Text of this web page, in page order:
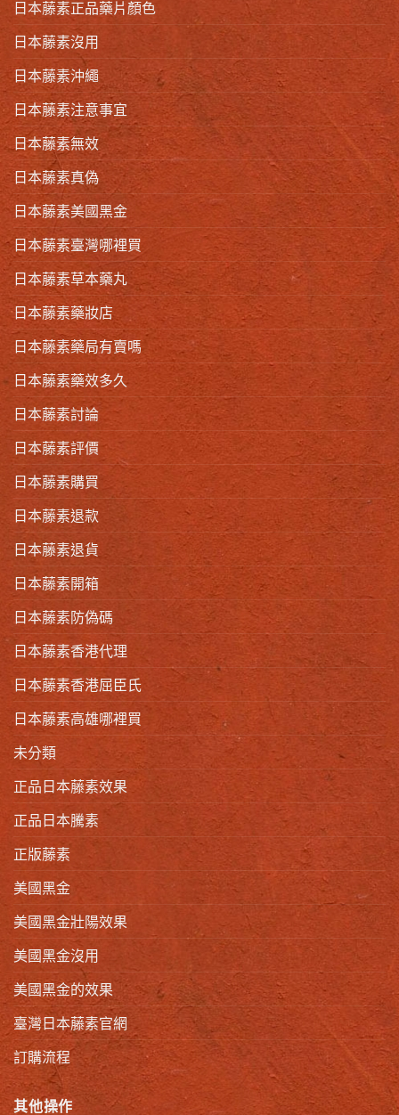
日本藤素正品藥片顏色
日本藤素沒用
日本藤素沖繩
日本藤素注意事宜
日本藤素無效
日本藤素真偽
日本藤素美國黑金
日本藤素臺灣哪裡買
日本藤素草本藥丸
日本藤素藥妝店
日本藤素藥局有賣嗎
日本藤素藥效多久
日本藤素討論
日本藤素評價
日本藤素購買
日本藤素退款
日本藤素退貨
日本藤素開箱
日本藤素防偽碼
日本藤素香港代理
日本藤素香港屈臣氏
日本藤素高雄哪裡買
未分類
正品日本藤素效果
正品日本騰素
正版藤素
美國黑金
美國黑金壯陽效果
美國黑金沒用
美國黑金的效果
臺灣日本藤素官網
訂購流程
其他操作